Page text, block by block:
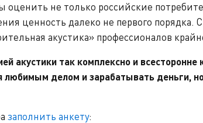
не только российские
ценность далеко не первого порядка. С
акустика» профессионалов
акустики так комплексно и всесторонне
любимым делом и зарабатывать деньги,
заполнить анкету: